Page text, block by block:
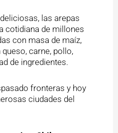
las arepas
cotidiana de millones
con masa de maíz,
carne, pollo,
de ingredientes.
fronteras y hoy
ciudades del